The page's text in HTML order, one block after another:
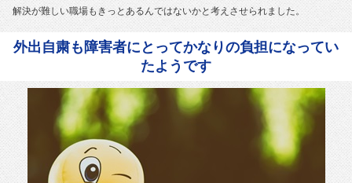
解決が難しい職場もきっとあるんではないかと考えさせられました。
外出自粛も障害者にとってかなりの負担になってい
たようです